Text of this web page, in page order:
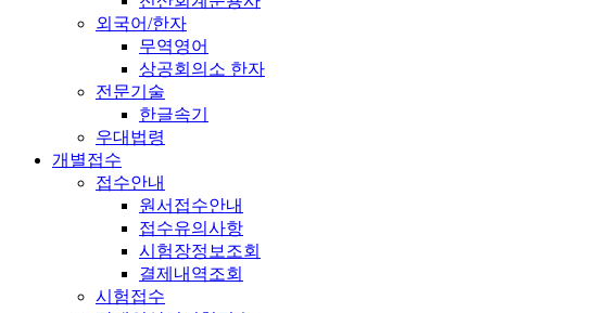
외국어/한자
무역영어
상공회의소 한자
전문기술
한글속기
우대법령
개별접수
접수안내
원서접수안내
접수유의사항
시험장정보조회
결제내역조회
시험접수